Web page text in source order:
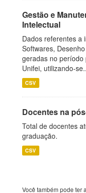
Gestão e
Intelectual
Dados referentes a
Softwares,
geradas no
Unifei, utilizando-
CSV
Docentes na
Total de docentes
graduação.
CSV
Você também pode ter